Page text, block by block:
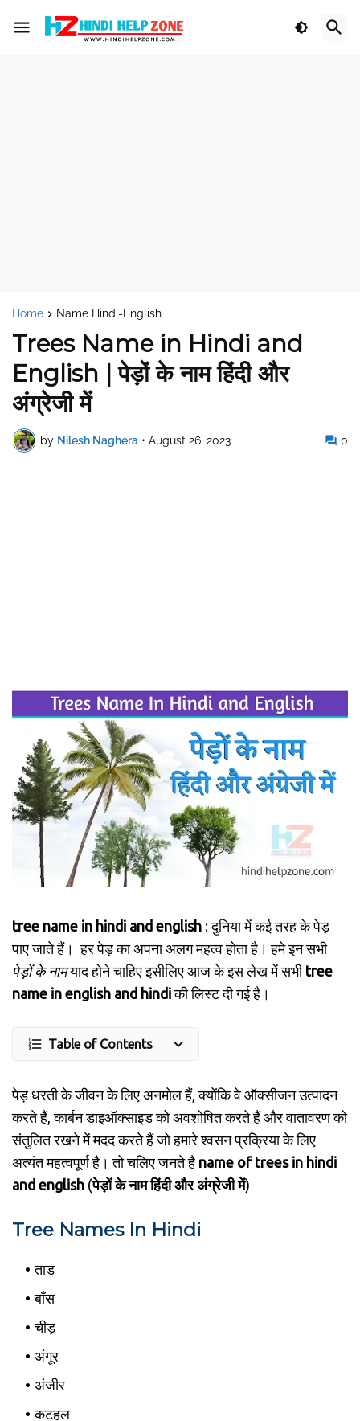
Home Name Hindi-English
Trees Name in Hindi and
English | पेड़ों के नाम हिंदी और
अंग्रेजी में
by Nilesh Naghera • August 26, 2023 0
tree name in hindi and english : दुनिया में कई तरह के पेड़
पाए जाते हैं। हर पेड़ का अपना अलग महत्व होता है। हमे इन सभी
पेड़ों के नामयाद होने चाहिए इसीलिए आज के इस लेख में सभी tree
name in english and hindiकी लिस्ट दी गई है।
Table of Contents
पेड़ धरती के जीवन के लिए अनमोल हैं, क्योंकि वे ऑक्सीजन उत्पादन
करते हैं, कार्बन डाइऑक्साइड को अवशोषित करते हैं और वातावरण को
संतुलित रखने में मदद करते हैं जो हमारे श्वसन प्रक्रिया के लिए
अत्यंत महत्वपूर्ण है। तो चलिए जनते है name of trees in hindi
and english (पेड़ों के नाम हिंदी और अंग्रेजी में)
Tree Names In Hindi
ताड
बाँस
चीड़
अंगूर
अंजीर
कटहल